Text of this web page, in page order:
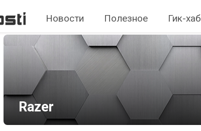
Новости Полезное Гик-хаб
Razer